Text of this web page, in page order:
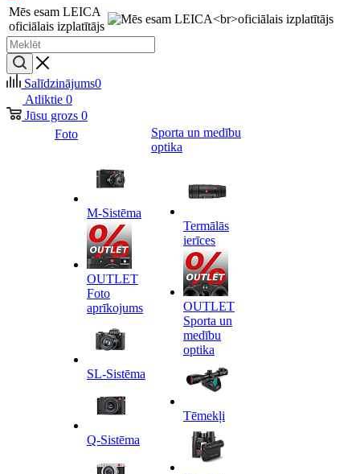
Mēs esam LEICA
oficiālais izplatītājs
Salīdzinājums0
Atliktie 0
Jūsu grozs 0
Foto
M-Sistēma
OUTLET
Foto
aprīkojums
SL-Sistēma
Q-Sistēma
Sporta un medību
optika
Termālās
ierīces
OUTLET
Sporta un
medību
optika
Tēmekļi